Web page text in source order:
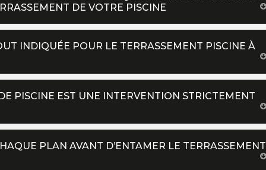
DE VOTRE PISCINE
INDIQUÉE POUR LE TERRASSEMENT PISCINE À
PISCINE EST UNE INTERVENTION STRICTEMENT
PLAN AVANT D’ENTAMER LE TERRASSEMENT